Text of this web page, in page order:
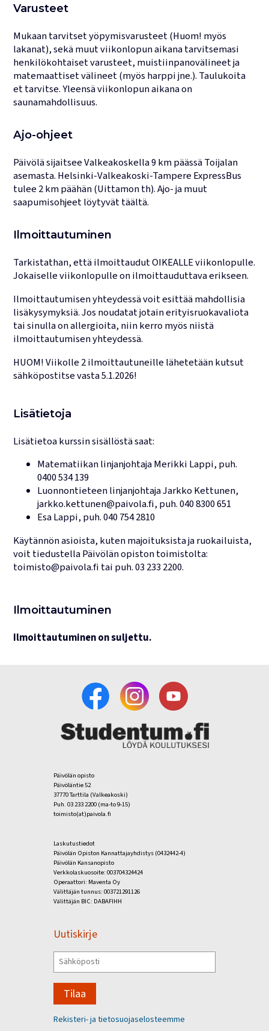
Varusteet
Mukaan tarvitset yöpymisvarusteet (Huom! myös
lakanat), sekä muut viikonlopun aikana tarvitsemasi
henkilökohtaiset varusteet, muistiinpanovälineet ja
matemaattiset välineet (myös harppi jne.). Taulukoita
et tarvitse. Yleensä viikonlopun aikana on
saunamahdollisuus.
Ajo-ohjeet
Päivölä sijaitsee Valkeakoskella 9 km päässä Toijalan
asemasta. Helsinki-Valkeakoski-Tampere ExpressBus
tulee 2 km päähän (Uittamon th). Ajo- ja muut
saapumisohjeet löytyvät täältä.
Ilmoittautuminen
Tarkistathan, että ilmoittaudut OIKEALLE viikonlopulle.
Jokaiselle viikonlopulle on ilmoittauduttava erikseen.
Ilmoittautumisen yhteydessä voit esittää mahdollisia
lisäkysymyksiä. Jos noudatat jotain erityisruokavaliota
tai sinulla on allergioita, niin kerro myös niistä
ilmoittautumisen yhteydessä.
HUOM! Viikolle 2 ilmoittautuneille lähetetään kutsut
sähköpostitse vasta 5.1.2026!
Lisätietoja
Lisätietoa kurssin sisällöstä saat:
Matematiikan linjanjohtajaMerikki Lappi, puh.
0400 534 139
Luonnontieteen linjanjohtajaJarkko Kettunen,
jarkko.kettunen@paivola.fi, puh.040 8300 651
Esa Lappi, puh.040 754 2810
Käytännön asioista, kuten majoituksista ja ruokailuista,
voit tiedustella Päivölän opiston toimistolta:
toimisto@paivola.fi tai puh.03 233 2200.
Ilmoittautuminen
Ilmoittautuminen on suljettu.
Päivölän opisto
Päivöläntie 52
37770 Tarttila (Valkeakoski)
Puh. 03 233 2200 (ma-to 9-15)
toimisto(at)paivola.fi
Laskutustiedot
Päivölän Opiston Kannattajayhdistys (0432442-4)
Päivölän Kansanopisto
Verkkolaskuosoite: 003704324424
Operaattori: Maventa Oy
Välittäjän tunnus: 003721291126
Välittäjän BIC: DABAFIHH
Uutiskirje
Tilaa
Rekisteri- ja tietosuojaselosteemme